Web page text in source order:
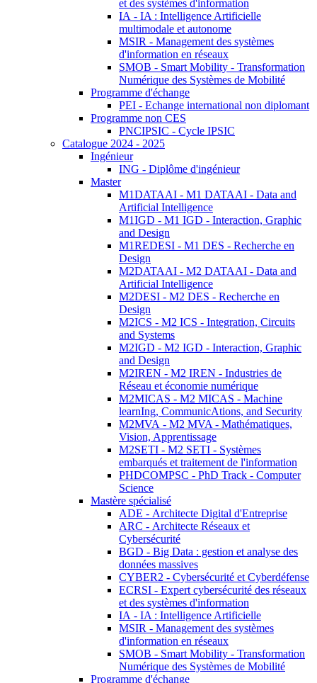
et des systèmes d'information
IA - IA : Intelligence Artificielle
multimodale et autonome
MSIR - Management des systèmes
d'information en réseaux
SMOB - Smart Mobility - Transformation
Numérique des Systèmes de Mobilité
Programme d'échange
PEI - Echange international non diplomant
Programme non CES
PNCIPSIC - Cycle IPSIC
Catalogue 2024 - 2025
Ingénieur
ING - Diplôme d'ingénieur
Master
M1DATAAI - M1 DATAAI - Data and
Artificial Intelligence
M1IGD - M1 IGD - Interaction, Graphic
and Design
M1REDESI - M1 DES - Recherche en
Design
M2DATAAI - M2 DATAAI - Data and
Artificial Intelligence
M2DESI - M2 DES - Recherche en
Design
M2ICS - M2 ICS - Integration, Circuits
and Systems
M2IGD - M2 IGD - Interaction, Graphic
and Design
M2IREN - M2 IREN - Industries de
Réseau et économie numérique
M2MICAS - M2 MICAS - Machine
learnIng, CommunicAtions, and Security
M2MVA - M2 MVA - Mathématiques,
Vision, Apprentissage
M2SETI - M2 SETI - Systèmes
embarqués et traitement de l'information
PHDCOMPSC - PhD Track - Computer
Science
Mastère spécialisé
ADE - Architecte Digital d'Entreprise
ARC - Architecte Réseaux et
Cybersécurité
BGD - Big Data : gestion et analyse des
données massives
CYBER2 - Cybersécurité et Cyberdéfense
ECRSI - Expert cybersécurité des réseaux
et des systèmes d'information
IA - IA : Intelligence Artificielle
MSIR - Management des systèmes
d'information en réseaux
SMOB - Smart Mobility - Transformation
Numérique des Systèmes de Mobilité
Programme d'échange